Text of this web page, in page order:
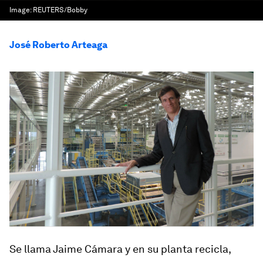
Image: REUTERS/Bobby
José Roberto Arteaga
Se llama Jaime Cámara y en su planta recicla,